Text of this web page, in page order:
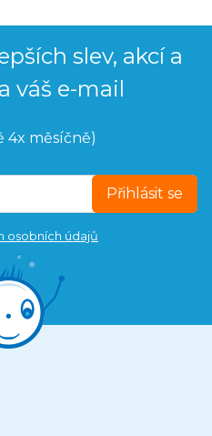
slev, akcí a
váš e-mail
4x měsíčně)
Přihlásit se
osobních údajů